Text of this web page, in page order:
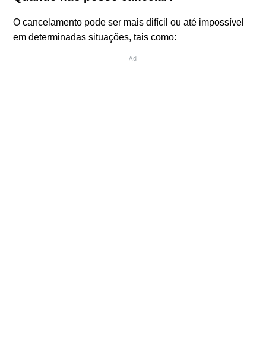
O cancelamento pode ser mais difícil ou até impossível
em determinadas situações, tais como:
Ad